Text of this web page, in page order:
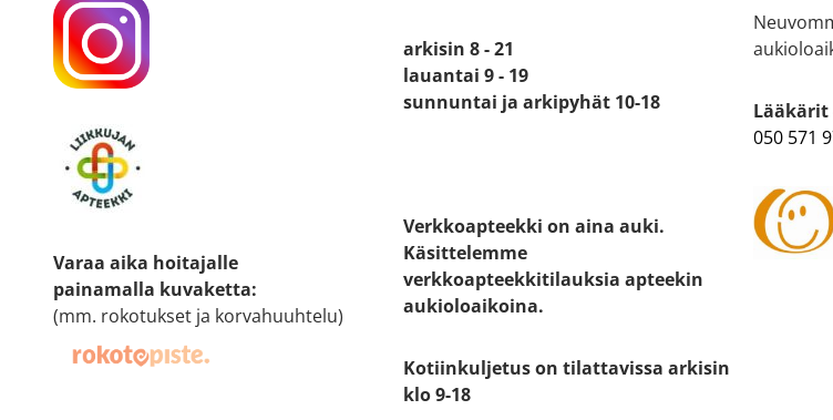
Varaa aika hoitajalle
painamalla kuvaketta:
(mm. rokotukset ja korvahuuhtelu)
arkisin 8 - 21
lauantai 9 - 19
sunnuntai ja arkipyhät 10-18
Verkkoapteekki on aina auki.
Käsittelemme
verkkoapteekkitilauksia apteekin
aukioloaikoina.
Kotiinkuljetus on tilattavissa arkisin
klo 9-18
050 571